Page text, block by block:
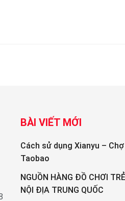
BÀI VIẾT MỚI
Cách sử dụng Xianyu –
Taobao
NGUỒN HÀNG ĐỒ CHƠI
NỘI ĐỊA TRUNG QUỐC